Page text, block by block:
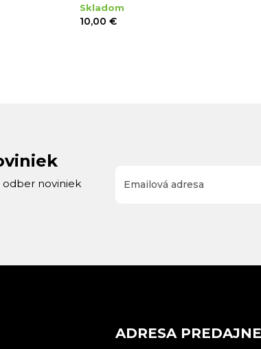
Skladom
10,00 €
odber noviniek
ADRESA PREDAJNE